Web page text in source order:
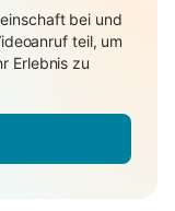
bei und
teil, um
Erlebnis zu